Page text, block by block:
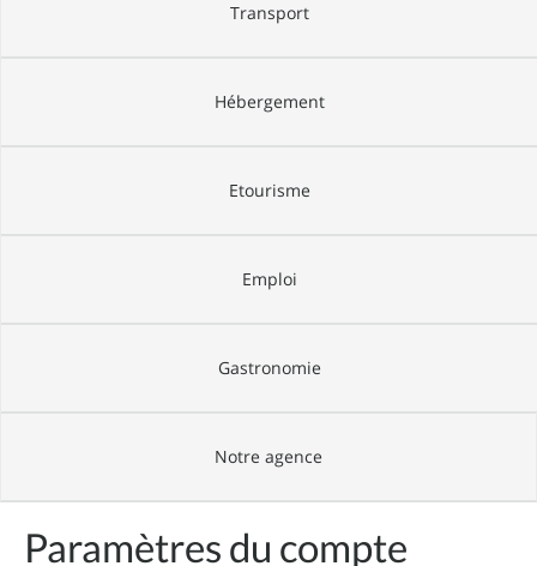
Transport
Hébergement
Etourisme
Emploi
Gastronomie
Notre agence
Paramètres du compte